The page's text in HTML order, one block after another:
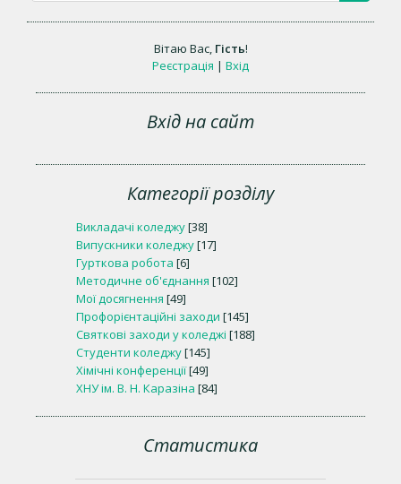
Вітаю Вас, Гість!
Реєстрація | Вхід
Вхід на сайт
Категорії розділу
Викладачі коледжу[38]
Випускники коледжу[17]
Гурткова робота [6]
Методичне об'єднання [102]
Мої досягнення [49]
Профорієнтаційні заходи [145]
Святкові заходи у коледжі [188]
Студенти коледжу[145]
Хімічні конференції[49]
ХНУ ім. В. Н. Каразіна [84]
Статистика